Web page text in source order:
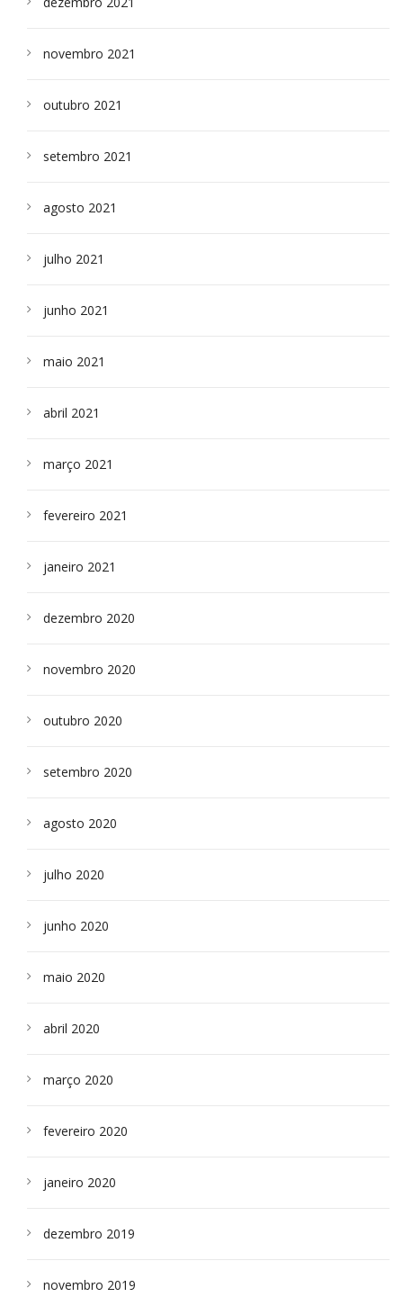
novembro 2021
outubro 2021
setembro 2021
agosto 2021
julho 2021
junho 2021
maio 2021
abril 2021
março 2021
fevereiro 2021
janeiro 2021
dezembro 2020
novembro 2020
outubro 2020
setembro 2020
agosto 2020
julho 2020
junho 2020
maio 2020
abril 2020
março 2020
fevereiro 2020
janeiro 2020
dezembro 2019
novembro 2019